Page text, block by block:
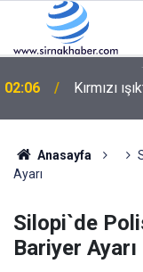
02:06 Kırmızı
Anasayfa
Ayarı
Silopi`de
Bariyer Ayarı